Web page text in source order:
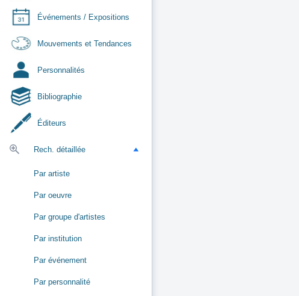
Événements / Expositions
Mouvements et Tendances
Personnalités
Bibliographie
Éditeurs
Rech. détaillée
Par artiste
Par oeuvre
Par groupe d'artistes
Par institution
Par événement
Par personnalité